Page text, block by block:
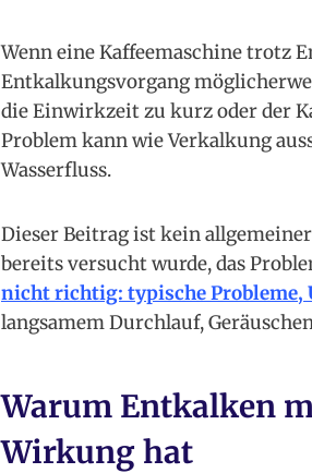
Wenn eine Kaffeemaschine
Entkalkungsvorgang
die Einwirkzeit zu kurz oder der
Problem kann wie Verkalkung
Wasserfluss.
Dieser Beitrag ist kein
bereits versucht wurde, das
nicht richtig: typische Probleme,
langsamem Durchlauf,
Warum Entkalken
Wirkung hat